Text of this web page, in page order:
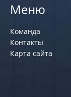
Меню
Команда
Контакты
Карта сайта